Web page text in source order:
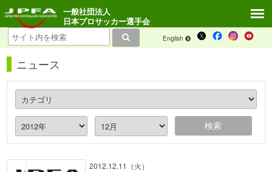
English
一般社団法人
日本プロサッカー選手会
ニュース
2012.12.11（火）